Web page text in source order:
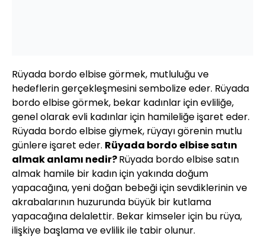
Rüyada bordo elbise görmek, mutluluğu ve
hedeflerin gerçekleşmesini sembolize eder. Rüyada
bordo elbise görmek, bekar kadınlar için evliliğe,
genel olarak evli kadınlar için hamileliğe işaret eder.
Rüyada bordo elbise giymek, rüyayı görenin mutlu
günlere işaret eder. Rüyada bordo elbise satın
almak anlamı nedir?Rüyada bordo elbise satın
almak hamile bir kadın için yakında doğum
yapacağına, yeni doğan bebeği için sevdiklerinin ve
akrabalarının huzurunda büyük bir kutlama
yapacağına delalettir. Bekar kimseler için bu rüya,
ilişkiye başlama ve evlilik ile tabir olunur.